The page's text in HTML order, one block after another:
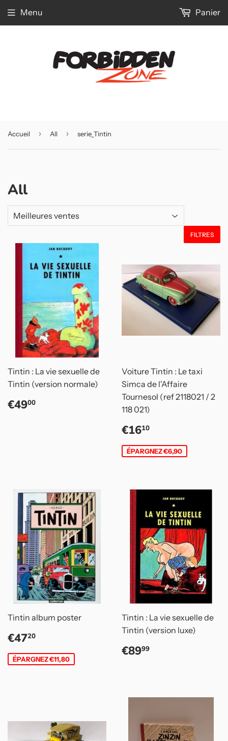
Menu Panier
Accueil › All › serie_Tintin
All
FILTRES
Tintin : La vie sexuelle de
Tintin (version normale)
Prix
régulier
€4900
Voiture Tintin : Le taxi
Simca de l'Affaire
Tournesol (ref 2118021 / 2
118 021)
Prix
réduit
€1610
ÉPARGNEZ €6,90
Tintin album poster
Prix
réduit
€4720
ÉPARGNEZ €11,80
Tintin : La vie sexuelle de
Tintin (version luxe)
Prix
régulier
€8999